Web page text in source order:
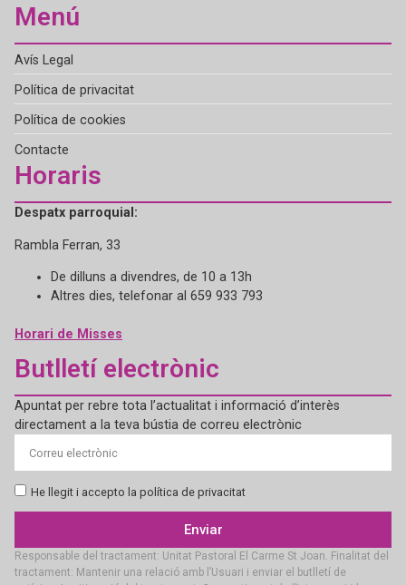
Menú
Avís Legal
Política de privacitat
Política de cookies
Contacte
Horaris
Despatx parroquial:
Rambla Ferran, 33
De dilluns a divendres, de 10 a 13h
Altres dies, telefonar al 659 933 793
Horari de Misses
Butlletí electrònic
Apuntat per rebre tota l’actualitat i informació d’interès
directament a la teva bústia de correu electrònic
He llegit i accepto la política de privacitat
Enviar
Responsable del tractament: Unitat Pastoral El Carme St Joan. Finalitat del
tractament: Mantenir una relació amb l’Usuari i enviar el butlletí de